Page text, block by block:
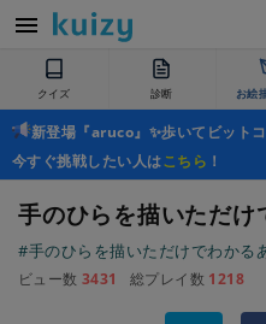
クイズ 診断 お絵
新登場『aruco』✨歩いてビット
今すぐ挑戦したい人はこちら ！
手のひらを描いただけ
#手のひらを描いただけでわかる
ビュー数 3431 総プレイ数 1218